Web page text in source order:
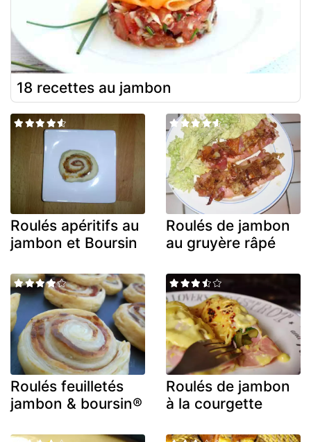
18 recettes au jambon
Roulés apéritifs au
jambon et Boursin
Roulés de jambon
au gruyère râpé
Roulés feuilletés
jambon & boursin®
Roulés de jambon
à la courgette